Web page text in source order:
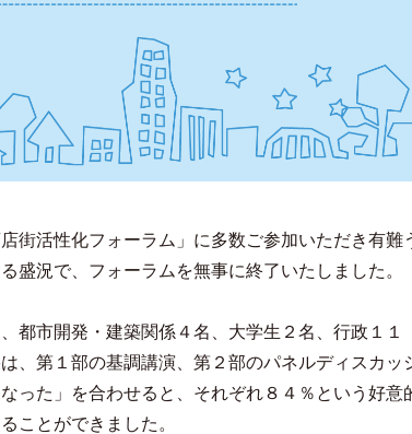
街活性化フォーラム」に多数ご参加いただき有難
盛況で、フォーラムを無事に終了いたしました。
都市開発・建築関係４名、大学生２名、行政１１
、第１部の基調講演、第２部のパネルディスカッ
った」を合わせると、それぞれ８４％という好意
ことができました。